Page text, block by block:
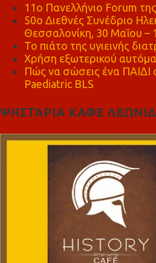
11ο Πανελλήνιο Forum
50ο Διεθνές Συνέδριο
Θεσσαλονίκη, 30 Μαΐου –
Το πιάτο της υγιεινής
Χρήση εξωτερικού
Πώς να σώσεις ένα ΠΑΙΔΙ
Paediatric BLS
ΨΗΣΤΑΡΙΑ ΚΑΦΕ